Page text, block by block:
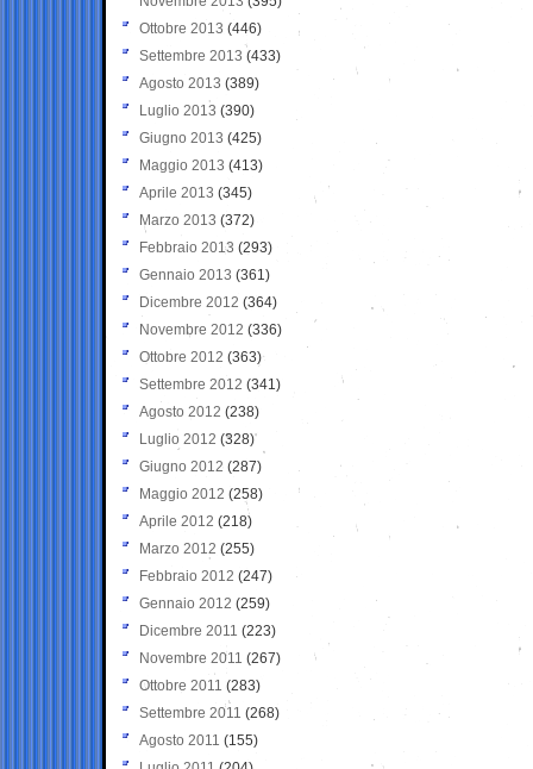
Ottobre 2013 (446)
Settembre 2013 (433)
Agosto 2013 (389)
Luglio 2013 (390)
Giugno 2013 (425)
Maggio 2013 (413)
Aprile 2013 (345)
Marzo 2013 (372)
Febbraio 2013 (293)
Gennaio 2013 (361)
Dicembre 2012 (364)
Novembre 2012 (336)
Ottobre 2012 (363)
Settembre 2012 (341)
Agosto 2012 (238)
Luglio 2012 (328)
Giugno 2012 (287)
Maggio 2012 (258)
Aprile 2012 (218)
Marzo 2012 (255)
Febbraio 2012 (247)
Gennaio 2012 (259)
Dicembre 2011 (223)
Novembre 2011 (267)
Ottobre 2011 (283)
Settembre 2011 (268)
Agosto 2011 (155)